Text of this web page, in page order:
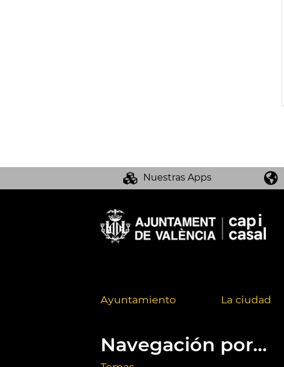
Nuestras Apps
Ayuntamiento La ciudad
Navegación por...